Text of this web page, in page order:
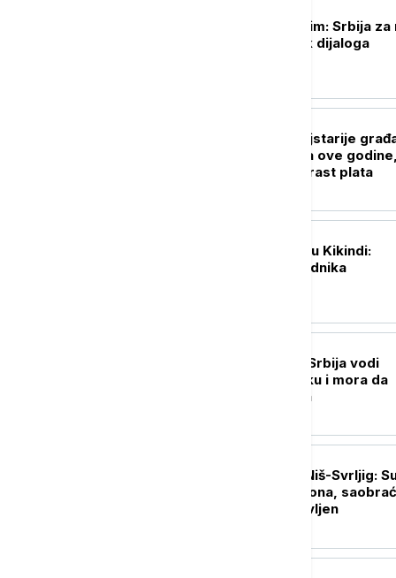
Macut sa Zelenskim: Srbija za
Ukrajini i nastavak dijaloga
Dobre vesti za najstarije
Povećanje penzija ove godine,
penzije će pratiti rast plata
Nesreća u fabrici u Kikindi:
Povređena dva radnika
Vučić u Belegišu: Srbija vodi
samostalnu politiku i mora da
sarađuje sa svima
Nesreća na putu Niš-Svrljig:
automobila i kamiona,
delimično obustavljen